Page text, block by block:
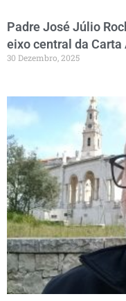
Padre José Júlio
eixo central da
30 Dezembro, 2025